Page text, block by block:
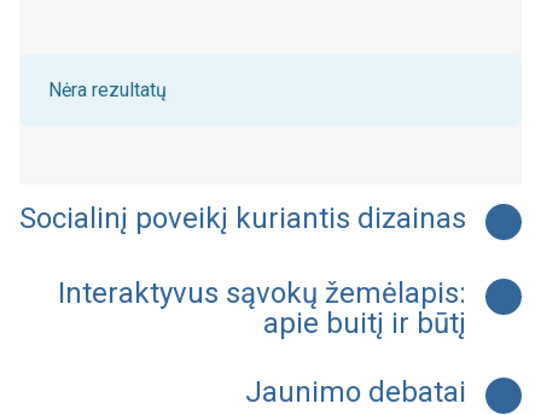
Nėra rezultatų
Socialinį poveikį kuriantis dizainas
Interaktyvus sąvokų žemėlapis:
apie buitį ir būtį
Jaunimo debatai